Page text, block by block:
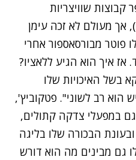
במספר קבוצות שוויצריות
אך מעולם לא זכה עימן
פוטר מבורסאספור אחרי
איך הוא הגיע ללאציו?
בשל האיכויות שלו
הוא רב לשוני". פטקוביץ',
במפעלי צדקה קתולים,
הבכורה שלו בליגה
גם מבינים מה הוא דורש